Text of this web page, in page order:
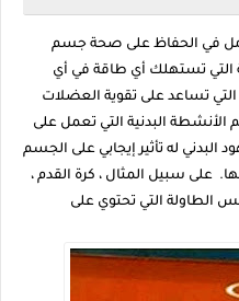
في الحفاظ على صحة جسم
تستهلك أي طاقة في أي
التي تساعد على تقوية العضلات
الأنشطة البدنية التي تعمل على
له تأثير إيجابي على الجسم
على سبيل المثال ، كرة القدم ،
الطاولة التي تحتوي على